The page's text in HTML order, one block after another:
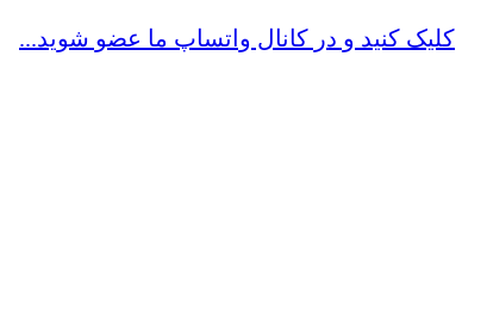
کلیک کنید و در کانال واتساپ ما عضو شوید...